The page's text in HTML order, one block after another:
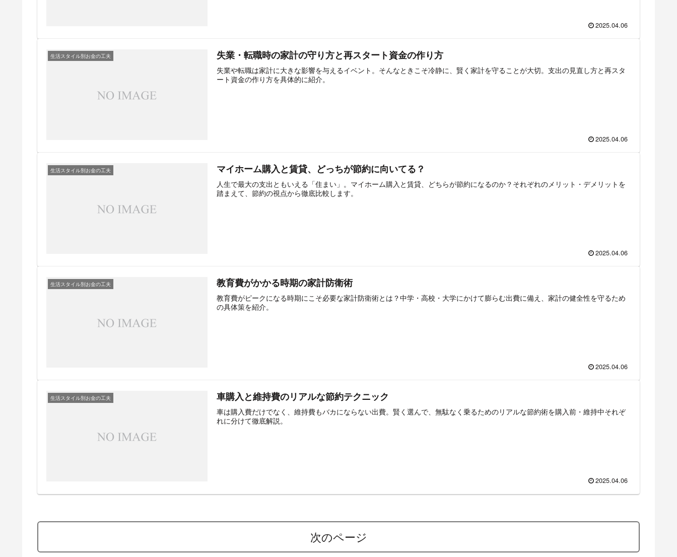
2025.04.06
生活スタイル別お金の工夫 失業・転職時の家計の守り方と再スタート資金の作り方
失業や転職は家計に大きな影響を与えるイベント。そんなときこそ冷静に、賢く家計を守ることが大切。支出の見直し方と再スタ
ート資金の作り方を具体的に紹介。
2025.04.06
生活スタイル別お金の工夫 マイホーム購入と賃貸、どっちが節約に向いてる？
人生で最大の支出ともいえる「住まい」。マイホーム購入と賃貸、どちらが節約になるのか？それぞれのメリット・デメリットを
踏まえて、節約の視点から徹底比較します。
2025.04.06
生活スタイル別お金の工夫 教育費がかかる時期の家計防衛術
教育費がピークになる時期にこそ必要な家計防衛術とは？中学・高校・大学にかけて膨らむ出費に備え、家計の健全性を守るため
の具体策を紹介。
2025.04.06
生活スタイル別お金の工夫 車購入と維持費のリアルな節約テクニック
車は購入費だけでなく、維持費もバカにならない出費。賢く選んで、無駄なく乗るためのリアルな節約術を購入前・維持中それぞ
れに分けて徹底解説。
2025.04.06
次のページ